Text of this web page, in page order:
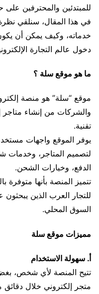
للمبتدئين والمحترفين على
في هذا المقال، سنلقي
خدماته، وكيف يمكن أن
دخول عالم التجارة
ما هو موقع سلة ؟
موقع “سلة” هو منصة
والشركات من إنشاء متاجر
تقنية.
يوفر الموقع واجهات
لتصميم المتاجر، وخدمات
الدفع، وخيارات الشحن.
تتميز المنصة بأنها متوفرة
للتجار العرب الذين
السوق المحلي.
مميزات موقع سلة
أ. سهولة الاستخدام
تتيح المنصة لأي شخص، بغض
متجر إلكتروني خلال دقائق